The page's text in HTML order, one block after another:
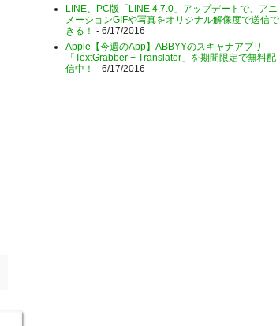
LINE、PC版「LINE 4.7.0」アップデートで、アニ
メーションGIFや写真をオリジナル解像度で送信で
きる！ - 6/17/2016
Apple【今週のApp】ABBYYのスキャナアプリ
「TextGrabber + Translator」を期間限定で無料配
信中！ - 6/17/2016